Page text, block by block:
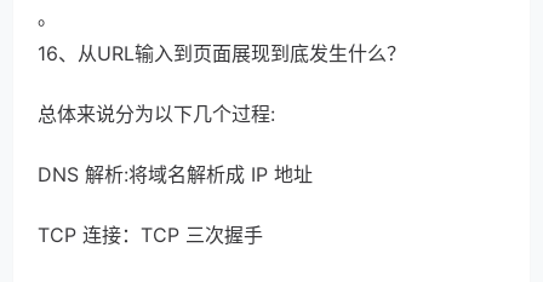
。
16、从URL输入到页面展现到底发生什么？
总体来说分为以下几个过程:
DNS 解析:将域名解析成 IP 地址
TCP 连接：TCP 三次握手